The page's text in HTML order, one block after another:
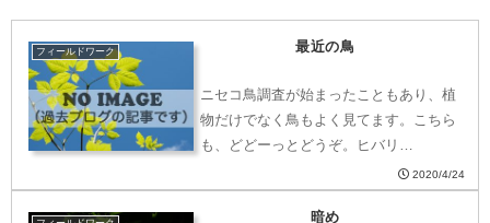
フィールドワーク 最近の鳥
ニセコ鳥調査が始まったこともあり、植
物だけでなく鳥もよく見てます。こちら
も、どどーっとどうぞ。ヒバリ…
2020/4/24
暗め